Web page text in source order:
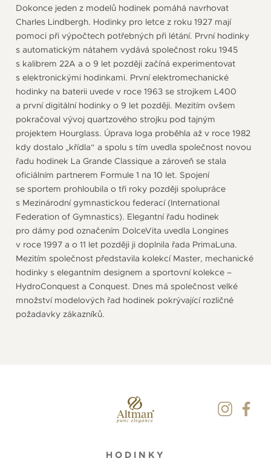
Dokonce jeden z modelů hodinek pomáhá navrhovat
Charles Lindbergh. Hodinky pro letce z roku 1927 mají
pomoci při výpočtech potřebných při létání. První hodinky
s automatickým nátahem vydává společnost roku 1945
s kalibrem 22A a o 9 let později začíná experimentovat
s elektronickými hodinkami. První elektromechanické
hodinky na baterii uvede v roce 1963 se strojkem L400
a první digitální hodinky o 9 let později. Mezitím ovšem
pokračoval vývoj quartzového strojku pod tajným
projektem Hourglass. Úprava loga proběhla až v roce 1982
kdy dostalo „křídla“ a spolu s tím uvedla společnost novou
řadu hodinek La Grande Classique a zároveň se stala
oficiálním partnerem Formule 1 na 10 let. Spojení
se sportem prohloubila o tři roky později spolupráce
s Mezinárodní gymnastickou federací (International
Federation of Gymnastics). Elegantní řadu hodinek
pro dámy pod označením DolceVita uvedla Longines
v roce 1997 a o 11 let později ji doplnila řada PrimaLuna.
Mezitím společnost představila kolekcí Master, mechanické
hodinky s elegantním designem a sportovní kolekce –
HydroConquest a Conquest. Dnes má společnost velké
množství modelových řad hodinek pokrývající rozličné
požadavky zákazníků.
HODINKY